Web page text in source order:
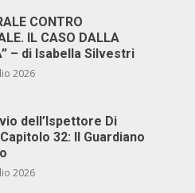
CONTRO
IL CASO DALLA
– di Isabella Silvestri
2026
dell’Ispettore Di
32: Il Guardiano
2026